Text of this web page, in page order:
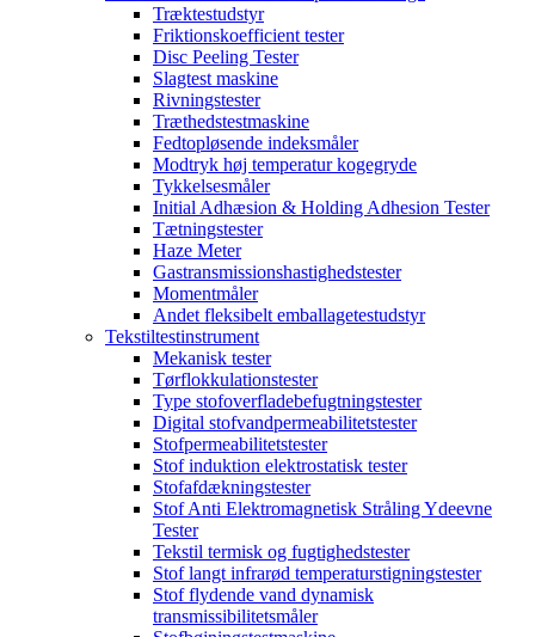
Træktestudstyr
Friktionskoefficient tester
Disc Peeling Tester
Slagtest maskine
Rivningstester
Træthedstestmaskine
Fedtopløsende indeksmåler
Modtryk høj temperatur kogegryde
Tykkelsesmåler
Initial Adhæsion & Holding Adhesion Tester
Tætningstester
Haze Meter
Gastransmissionshastighedstester
Momentmåler
Andet fleksibelt emballagetestudstyr
Tekstiltestinstrument
Mekanisk tester
Tørflokkulationstester
Type stofoverfladebefugtningstester
Digital stofvandpermeabilitetstester
Stofpermeabilitetstester
Stof induktion elektrostatisk tester
Stofafdækningstester
Stof Anti Elektromagnetisk Stråling Ydeevne
Tester
Tekstil termisk og fugtighedstester
Stof langt infrarød temperaturstigningstester
Stof flydende vand dynamisk
transmissibilitetsmåler